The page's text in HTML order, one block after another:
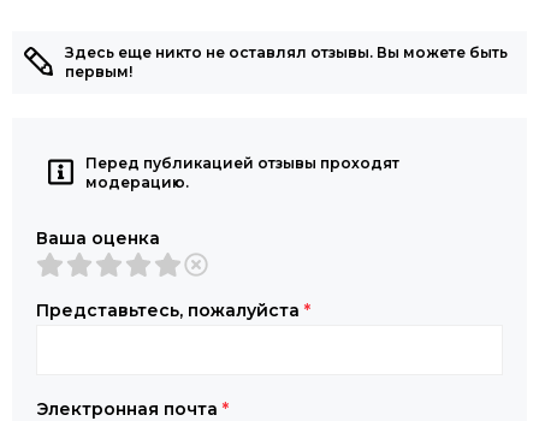
Здесь еще никто не оставлял отзывы. Вы можете быть
первым!
Перед публикацией отзывы проходят
модерацию.
Ваша оценка
Представьтесь, пожалуйста *
Электронная почта *